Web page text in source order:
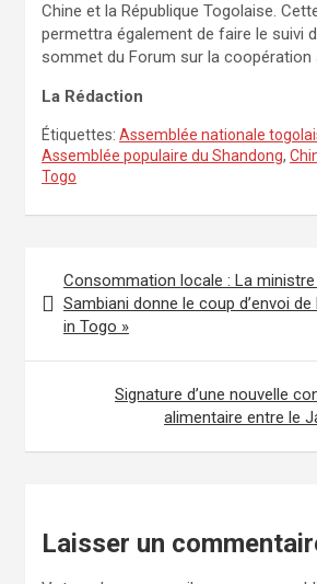
Chine et la République Togolaise.
permettra également de faire le suivi
sommet du Forum sur la coopération
La Rédaction
Étiquettes: Assemblée nationale
Assemblée populaire du Shandong,
Togo
de
l’article
Consommation locale : La
Sambiani donne le coup d’envoi
in Togo »
Signature d’une nouvelle
alimentaire entre le
Laisser un